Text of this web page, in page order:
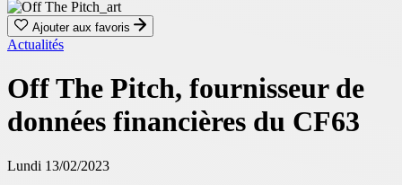
Ajouter aux favoris
Actualités
Off The Pitch, fournisseur de
données financières du CF63
Lundi 13/02/2023